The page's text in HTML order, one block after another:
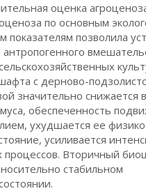
оценка
по основным
показателям позволила
антропогенного
с дерново-
значительно снижается
обеспеченность
ухудшается ее
усиливается
процессов. Вторичный
стабильном